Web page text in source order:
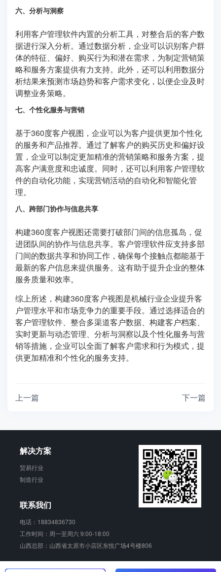
六、分析与洞察
利用客户管理软件内置的分析工具，对整合后的客户数
据进行深入分析。通过数据分析，企业可以识别客户群
体的特征、偏好、购买行为和潜在需求，为制定营销策
略和服务方案提供有力支持。此外，还可以利用数据分
析结果来预测市场趋势和客户需求变化，以便企业及时
调整业务策略。
七、个性化服务与营销
基于360度客户视图，企业可以为客户提供更加个性化
的服务和产品推荐。通过了解客户的购买历史和偏好设
置，企业可以制定更加精准的营销策略和服务方案，提
高客户满意度和忠诚度。同时，还可以利用客户管理软
件的自动化功能，实现营销活动的自动化和智能化管
理。
八、跨部门协作与信息共享
构建360度客户视图还需要打破部门间的信息孤岛，促
进团队间的协作与信息共享。客户管理软件应支持多部
门间的数据共享和协同工作，确保每个接触点都能基于
最新的客户信息来提供服务。这有助于提升企业的整体
服务质量和效率。
综上所述，构建360度客户视图是机械行业企业提升客
户管理水平和市场竞争力的重要手段。通过选择适合的
客户管理软件、整合多渠道客户数据、构建客户档案、
实时更新与动态管理、分析与洞察以及个性化服务与营
销等措施，企业可以全面了解客户需求和行为模式，提
供更加精准和个性化的服务支持。
上一篇 下一篇
解决方案
贸易行业
制造行业
联系我们
电话：18834836730
工作时间：周一至周六 9:00-18:00
山西总部：山西省太原市小店区东悦广场4号楼806
销动云 版权所有